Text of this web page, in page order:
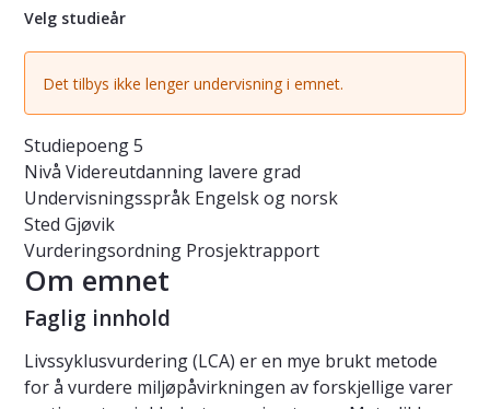
Velg studieår
Det tilbys ikke lenger undervisning i emnet.
Studiepoeng5
Nivå Videreutdanning lavere grad
Undervisningsspråk Engelsk og norsk
Sted Gjøvik
Vurderingsordning Prosjektrapport
Om emnet
Faglig innhold
Livssyklusvurdering (LCA) er en mye brukt metode
for å vurdere miljøpåvirkningen av forskjellige varer